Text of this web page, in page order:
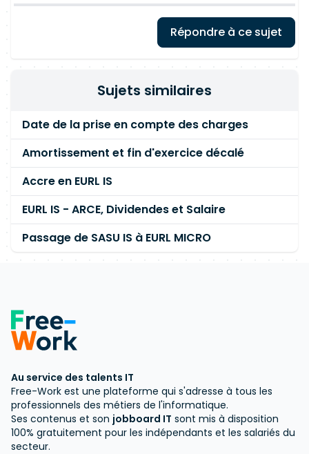
Répondre à ce sujet
Sujets similaires
Date de la prise en compte des charges
Amortissement et fin d'exercice décalé
Accre en EURL IS
EURL IS - ARCE, Dividendes et Salaire
Passage de SASU IS à EURL MICRO
Au service des talents IT
Free-Work est une plateforme qui s'adresse à tous les
professionnels des métiers de l'informatique.
Ses contenus et son jobboard IT sont mis à disposition
100% gratuitement pour les indépendants et les salariés du
secteur.